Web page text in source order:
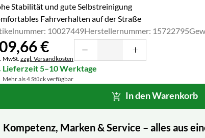
Stabilität und gute Selbstreinigung
Fahrverhalten auf der Straße
10027449Herstellernummer: 15722795
,66€
MwSt.zzgl. Versandkosten
Lieferzeit 5–10 Werktage
Mehr als 4 Stück verfügbar
In den Warenkorb
Kompetenz, Marken & Service – alles aus